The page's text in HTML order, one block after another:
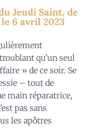
Jeudi Saint, de
6 avril 2023
qu’un seul
» de ce soir. Se
– tout de
main réparatrice,
pas sans
les apôtres